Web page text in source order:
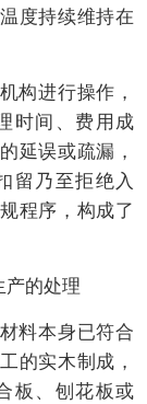
度持续维持在
构进行操作，
时间、费用成
延误或疏漏，
留乃至拒绝入
程序，构成了
产的处理
料本身已符合
的实木制成，
板、刨花板或